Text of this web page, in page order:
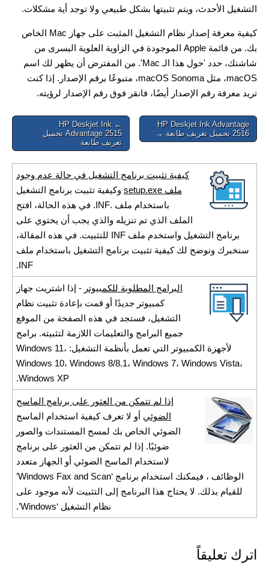
التشغيل الأحدث، ويتم تثبيتها بشكل طبيعي ولا توجد أية مشكلات.
كيفية معرفة إصدار نظام التشغيل المثبت على جهاز Mac الخاص
بك. من قائمة Apple الموجودة في الزاوية العلوية اليسرى من
شاشتك، حدد 'حول هذا الـ Mac'. من المفترض أن يظهر لك اسم
macOS، مثل macOS Sonoma، متبوعًا برقم الإصدار. إذا كنت
تريد معرفة رقم الإصدار أيضًا، فانقر فوق رقم الإصدار لرؤيته.
Post
navigation
← HP Deskjet Ink
Advantage 2515 تحميل
تعريف طابعة
HP Deskjet Ink Advantage
2516 تحميل تعريف طابعة →
كيفية تثبيت برنامج التشغيل في حالة عدم وجود
ملف setup.exe
وكيفية تثبيت برنامج التشغيل
باستخدام ملف .INF. في هذه الحالة، افتح
الملف الذي تم تنزيله والذي يجب أن يحتوي على
برنامج التشغيل واستخدم ملف INF للتثبيت. في هذه المقالة،
سنخبرك ونوضح لك كيفية تثبيت برنامج التشغيل باستخدام ملف
INF.
البرامج المطلوبة للكمبيوتر - إذا اشتريت جهاز
كمبيوتر جديدًا أو قمت بإعادة تثبيت نظام
التشغيل، فستجد في هذه الصفحة من الموقع
جميع البرامج والتعليمات اللازمة لتثبيته. برامج
لأجهزة الكمبيوتر التي تعمل بأنظمة التشغيل: Windows 11،
Windows 10، Windows 8/8.1، Windows 7، Windows Vista،
Windows XP.
إذا لم تتمكن من العثور على برنامج الماسح
الضوئي أو لا تعرف كيفية استخدام الماسح
الضوئي الخاص بك لمسح المستندات والصور
ضوئيًا. إذا لم تتمكن من العثور على برنامج
لاستخدام الماسح الضوئي أو الجهاز متعدد
الوظائف ، فيمكنك استخدام برنامج ‘Windows Fax and Scan’
للقيام بذلك. لا يحتاج هذا البرنامج إلى التثبيت لأنه موجود على
نظام التشغيل ‘Windows’.
اترك تعليقاً